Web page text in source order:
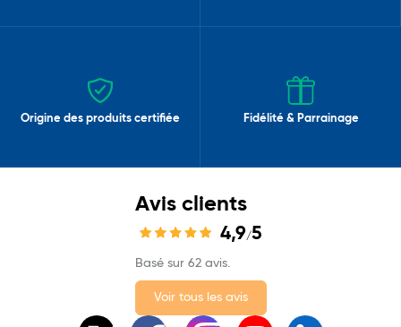
Origine des produits certifiée Fidélité & Parrainage
Avis clients
4,9/5
Basé sur 62 avis.
Voir tous les avis